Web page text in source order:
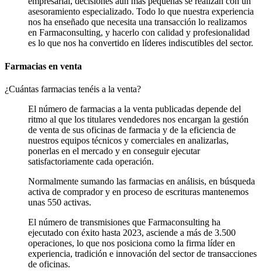
asesoramiento especializado. Todo lo que nuestra experiencia
nos ha enseñado que necesita una transacción lo realizamos
en Farmaconsulting, y hacerlo con calidad y profesionalidad
es lo que nos ha convertido en líderes indiscutibles del sector.
Farmacias en venta
¿Cuántas farmacias tenéis a la venta?
El número de farmacias a la venta publicadas depende del
ritmo al que los titulares vendedores nos encargan la gestión
de venta de sus oficinas de farmacia y de la eficiencia de
nuestros equipos técnicos y comerciales en analizarlas,
ponerlas en el mercado y en conseguir ejecutar
satisfactoriamente cada operación.
Normalmente sumando las farmacias en análisis, en búsqueda
activa de comprador y en proceso de escrituras mantenemos
unas 550 activas.
El número de transmisiones que Farmaconsulting ha
ejecutado con éxito hasta 2023, asciende a más de 3.500
operaciones, lo que nos posiciona como la firma líder en
experiencia, tradición e innovación del sector de transacciones
de oficinas.